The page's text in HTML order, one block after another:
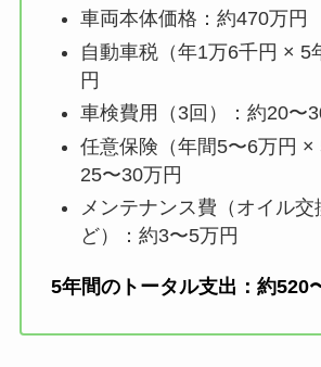
車両本体価格：約470万円
自動車税（年1万6千円 × 5
円
車検費用（3回）：約20〜
任意保険（年間5〜6万円 ×
25〜30万円
メンテナンス費（オイル交
ど）：約3〜5万円
5年間のトータル支出：約520